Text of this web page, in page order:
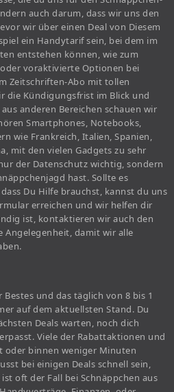
auch darum, dass wir uns den
wir über einen Deal von Diesem
ein Handytarif sein, bei dem im
entstehen können, wie zum
voraktivierte Optionen bei
Zeitschriften-Abo mit tollen
die Kündigungsfrist im Blick und
anderen Bereichen schauen wir
Smartphones, Notebooks,
wie Frankreich, Italien, Spanien,
mit den vielen Gadgets zu sehr
der Datenschutz wichtig, sondern
hast. Sollte es
Du Hilfe brauchst, kannst du uns
erreichen und wir helfen dir
ist, kontaktieren wir auch den
Angelegenheit, damit wir alle
und das täglich von 8 bis 1
auf dem aktuellsten Stand. Du
Deals warten, noch dich
Viele der Rabattaktionen und
oder binnen weniger Minuten
bei einigen Deals schnell sein,
oft der Fall bei Schnäppchen aus